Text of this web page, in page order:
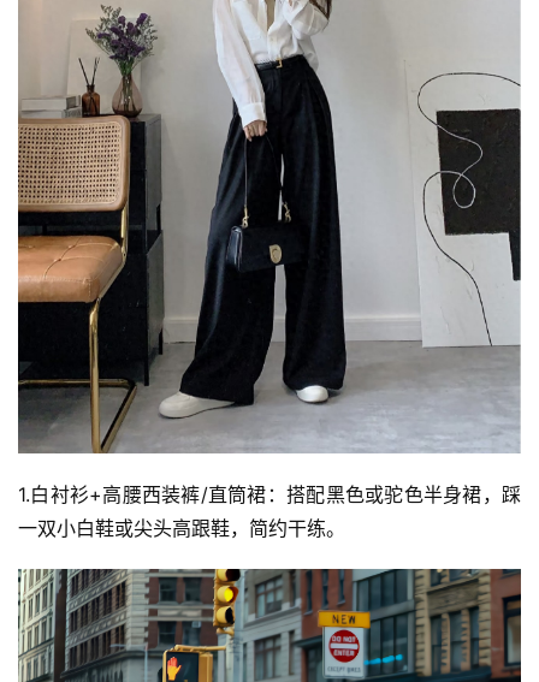
1.白衬衫+高腰西装裤/直筒裙：搭配黑色或驼色半身裙，踩
一双小白鞋或尖头高跟鞋，简约干练。